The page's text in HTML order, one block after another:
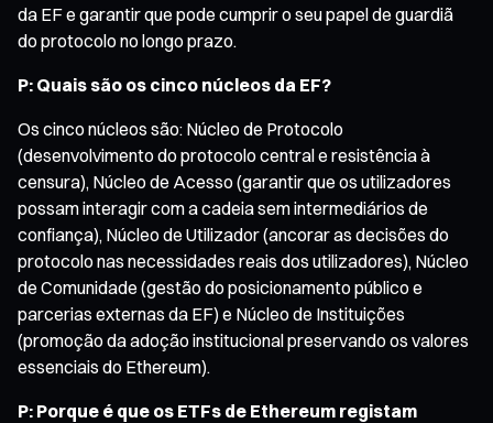
da EF e garantir que pode cumprir o seu papel de guardiã
do protocolo no longo prazo.
P: Quais são os cinco núcleos da EF?
Os cinco núcleos são: Núcleo de Protocolo
(desenvolvimento do protocolo central e resistência à
censura), Núcleo de Acesso (garantir que os utilizadores
possam interagir com a cadeia sem intermediários de
confiança), Núcleo de Utilizador (ancorar as decisões do
protocolo nas necessidades reais dos utilizadores), Núcleo
de Comunidade (gestão do posicionamento público e
parcerias externas da EF) e Núcleo de Instituições
(promoção da adoção institucional preservando os valores
essenciais do Ethereum).
P: Porque é que os ETFs de Ethereum registam